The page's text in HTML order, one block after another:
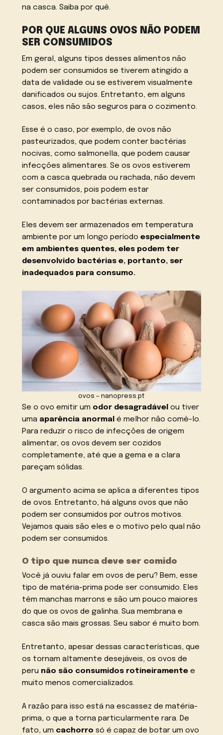
na casca. Saiba por quê.
POR QUE ALGUNS OVOS NÃO PODEM
SER CONSUMIDOS
Em geral, alguns tipos desses alimentos não
podem ser consumidos se tiverem atingido a
data de validade ou se estiverem visualmente
danificados ou sujos. Entretanto, em alguns
casos, eles não são seguros para o cozimento.
Esse é o caso, por exemplo, de ovos não
pasteurizados, que podem conter bactérias
nocivas, como salmonella, que podem causar
infecções alimentares. Se os ovos estiverem
com a casca quebrada ou rachada, não devem
ser consumidos, pois podem estar
contaminados por bactérias externas.
Eles devem ser armazenados em temperatura
ambiente por um longo períodoespecialmente
em ambientes quentes, eles podem ter
desenvolvido bactérias e, portanto, ser
inadequados para consumo.
ovos – nanopress.pt
Se o ovo emitir um odor desagradável ou tiver
uma aparência anormal é melhor não comê-lo.
Para reduzir o risco de infecções de origem
alimentar, os ovos devem ser cozidos
completamente, até que a gema e a clara
pareçam sólidas.
O argumento acima se aplica a diferentes tipos
de ovos. Entretanto, há alguns ovos que não
podem ser consumidos por outros motivos.
Vejamos quais são eles e o motivo pelo qual não
podem ser consumidos.
O tipo que nunca deve ser comido
Você já ouviu falar em ovos de peru? Bem, esse
tipo de matéria-prima pode ser consumido. Eles
têm manchas marrons e são um pouco maiores
do que os ovos de galinha. Sua membrana e
casca são mais grossas. Seu sabor é muito bom.
Entretanto, apesar dessas características, que
os tornam altamente desejáveis, os ovos de
peru não são consumidos rotineiramente e
muito menos comercializados.
A razão para isso está na escassez de matéria-
prima, o que a torna particularmente rara. De
fato, um cachorro só é capaz de botar um ovo